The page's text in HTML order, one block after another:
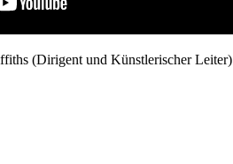
(Dirigent und Künstlerischer Leiter)